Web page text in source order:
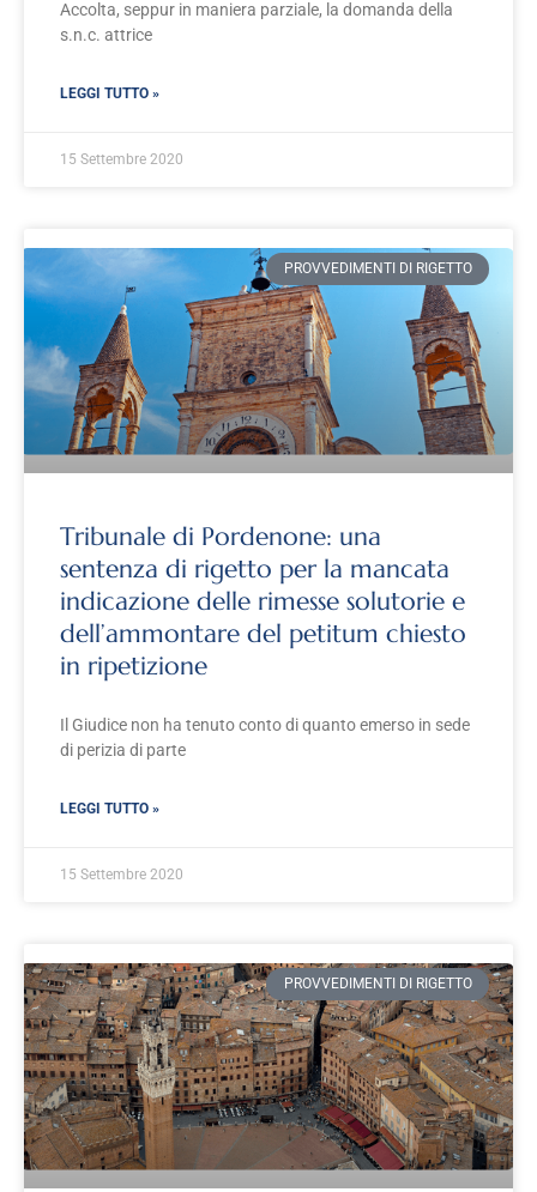
Accolta, seppur in maniera parziale, la domanda della
s.n.c. attrice
LEGGI TUTTO »
15 Settembre 2020
PROVVEDIMENTI DI RIGETTO
Tribunale di Pordenone: una
sentenza di rigetto per la mancata
indicazione delle rimesse solutorie e
dell’ammontare del petitum chiesto
in ripetizione
Il Giudice non ha tenuto conto di quanto emerso in sede
di perizia di parte
LEGGI TUTTO »
15 Settembre 2020
PROVVEDIMENTI DI RIGETTO